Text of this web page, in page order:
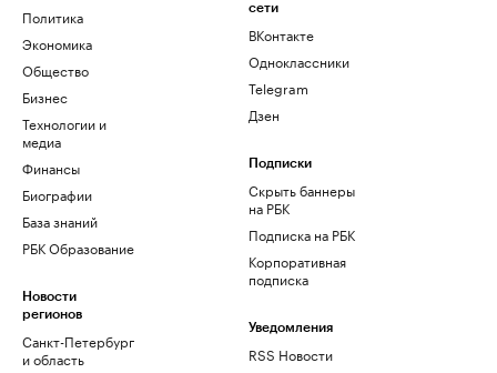
Политика
Экономика
Общество
Бизнес
Технологии и
медиа
Финансы
Биографии
База знаний
РБК Образование
Новости
регионов
Санкт-Петербург
и область
сети
ВКонтакте
Одноклассники
Telegram
Дзен
Подписки
Скрыть баннеры
на РБК
Подписка на РБК
Корпоративная
подписка
Уведомления
RSS Новости